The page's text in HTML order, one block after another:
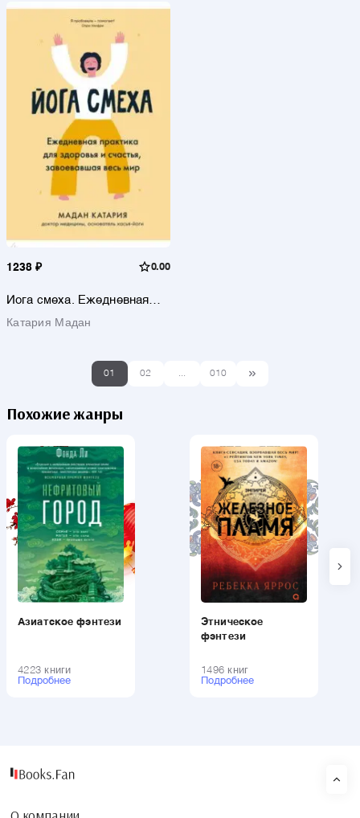
1238 ₽ 0.00
Йога смеха. Ежедневная
счастья, завоевавшая весь
Катария Мадан
01 02 ... 010
Похожие жанры
Азиатское фэнтези
4223 книги
Подробнее
Этническое
фэнтези
1496 книг
Подробнее